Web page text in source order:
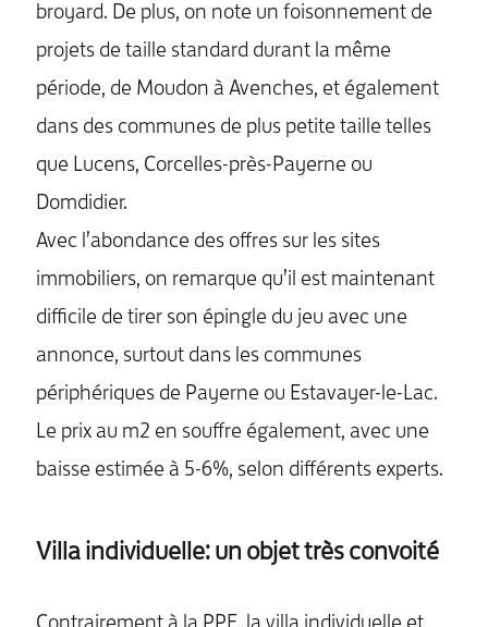
broyard. De plus, on note un foisonnement de
projets de taille standard durant la même
période, de Moudon à Avenches, et également
dans des communes de plus petite taille telles
que Lucens, Corcelles-près-Payerne ou
Domdidier.
Avec l’abondance des offres sur les sites
immobiliers, on remarque qu’il est maintenant
difficile de tirer son épingle du jeu avec une
annonce, surtout dans les communes
périphériques de Payerne ou Estavayer-le-Lac.
Le prix au m2 en souffre également, avec une
baisse estimée à 5-6%, selon différents experts.
Villa individuelle: un objet très convoité